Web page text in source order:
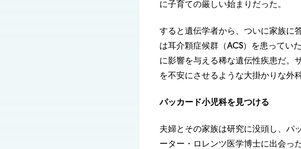
に子育ての厳しい始まりだった。
すると遺伝学者から、ついに家族に
は耳介顆症候群（ACS）を患ってい
に影響を与える稀な遺伝性疾患だ。
を不安にさせるような大掛かりな外
パッカード小児科を見つける
夫婦とその家族は研究に没頭し、パ
ーター・ロレンツ医学博士に出会っ